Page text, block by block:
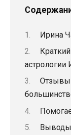
Ирина
Отзывы
Выводы